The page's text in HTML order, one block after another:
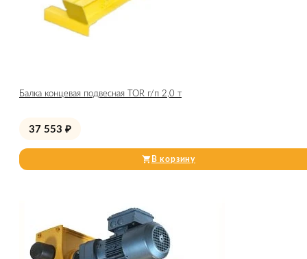
Балка концевая подвесная TOR г/п 2,0 т
37 553 ₽
В корзину